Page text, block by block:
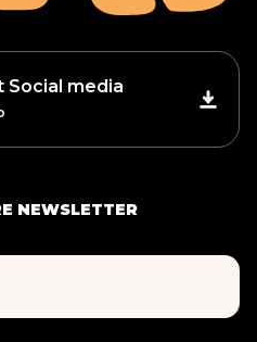
Social media
NEWSLETTER